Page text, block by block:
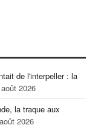
de l'interpeller : la
2026
la traque aux
2026